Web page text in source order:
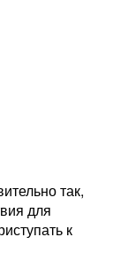
так,
для
к